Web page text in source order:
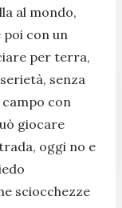
al mondo,
con un
per terra,
senza
con
giocare
oggi no e
sciocchezze